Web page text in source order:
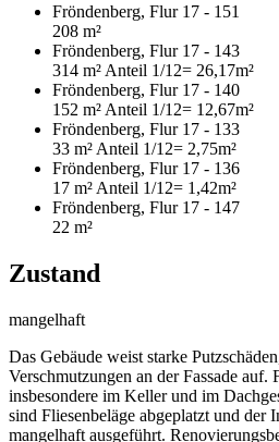
Fröndenberg, Flur 17 - 151
208 m²
Fröndenberg, Flur 17 - 143
314 m² Anteil 1/12= 26,17m²
Fröndenberg, Flur 17 - 140
152 m² Anteil 1/12= 12,67m²
Fröndenberg, Flur 17 - 133
33 m² Anteil 1/12= 2,75m²
Fröndenberg, Flur 17 - 136
17 m² Anteil 1/12= 1,42m²
Fröndenberg, Flur 17 - 147
22 m²
Zustand
mangelhaft
Das Gebäude weist starke
Verschmutzungen an der Fassade auf.
insbesondere im Keller und im
sind Fliesenbeläge abgeplatzt und der
mangelhaft ausgeführt.